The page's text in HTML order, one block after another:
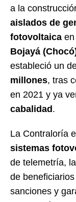
a la
aislados de
fotovoltaica
Bojayá
estableció un
millones, tras
en 2021 y ya
cabalidad.
La Contraloría
sistemas
de telemetría,
de
sanciones y